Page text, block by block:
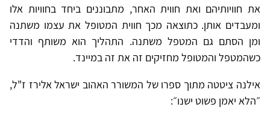
את חוויותיהם ואת חווית האחר, מתבוננים ביחד בחוויות אלו
ומעבדים אותן. כתוצאה מכך חווית המטופל את עצמו משתנה
ומן הסתם גם המטפל משתנה. התהליך הוא משותף והדדי
כשהמטפל והמטופל מחזיקים זה את זה במיינד.
אילנה ציטטה מתוך ספרו של המשורר האהוב ישראל אלירז ז"ל,
״הלא יאמן פשוט ישנו״: